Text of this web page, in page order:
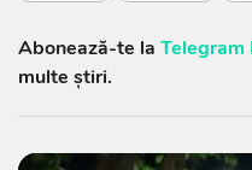
Abonează-te la Telegram
multe știri.